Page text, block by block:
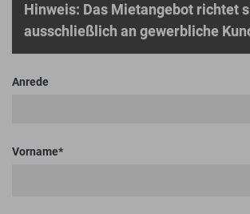
Hinweis: Das Mietangebot richtet
ausschließlich an gewerbliche
Anrede
Vorname